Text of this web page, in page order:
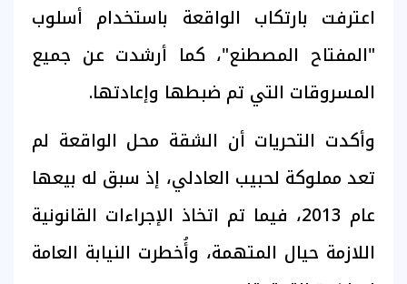
اعترفت بارتكاب الواقعة باستخدام أسلوب
"المفتاح المصطنع"، كما أرشدت عن جميع
المسروقات التي تم ضبطها وإعادتها.
وأكدت التحريات أن الشقة محل الواقعة لم
تعد مملوكة لحبيب العادلي، إذ سبق له بيعها
عام 2013، فيما تم اتخاذ الإجراءات القانونية
اللازمة حيال المتهمة، وأُخطرت النيابة العامة